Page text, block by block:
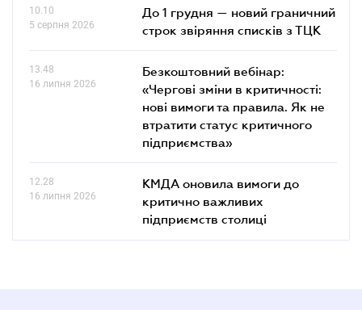
10.10
5 серпня 2026
До 1 грудня — новий граничний
строк звіряння списків з ТЦК
13.48
16 липня 2026
Безкоштовний вебінар:
«Чергові зміни в критичності:
нові вимоги та правила. Як не
втратити статус критичного
підприємства»
12.28
16 липня 2026
КМДА оновила вимоги до
критично важливих
підприємств столиці